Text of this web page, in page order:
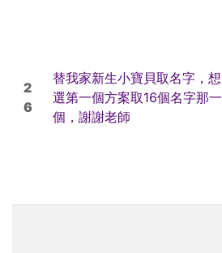
2
6
替我家新生小寶貝取名字，想
選第一個方案取16個名字那一
個，謝謝老師